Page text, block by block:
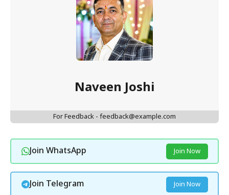
Naveen Joshi
For Feedback - feedback@example.com
Join WhatsApp Join Now
Join Telegram Join Now